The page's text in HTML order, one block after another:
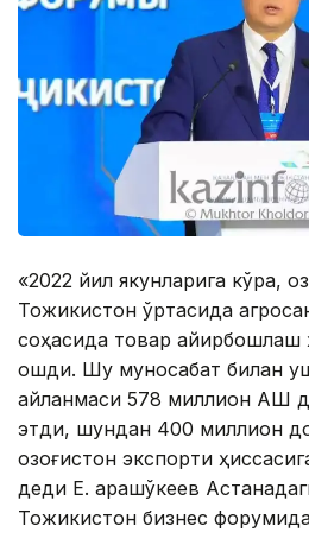
«2022 йил якунларига кўра,
Тожикистон ўртасида
соҳасида товар айирбошлаш
ошди. Шу муносабат билан
айланмаси 578 миллион АҚШ
этди, шундан 400 миллион
Қозоғистон экспорти
деди Е. Қарашўкеев
Тожикистон бизнес